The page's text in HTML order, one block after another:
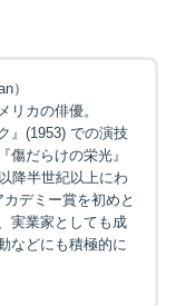
）
リカの俳優。
』(1953) での演技
傷だらけの栄光』
降半世紀以上にわ
デミー賞を初めと
実業家としても成
などにも積極的に